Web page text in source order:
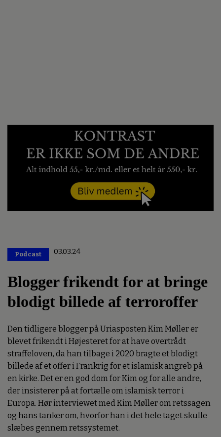
Podcast 03.03.24
Blogger frikendt for at bringe
blodigt billede af terroroffer
Den tidligere blogger på Uriasposten Kim Møller er
blevet frikendt i Højesteret for at have overtrådt
straffeloven, da han tilbage i 2020 bragte et blodigt
billede af et offer i Frankrig for et islamisk angreb på
en kirke. Det er en god dom for Kim og for alle andre,
der insisterer på at fortælle om islamisk terror i
Europa. Hør interviewet med Kim Møller om retssagen
og hans tanker om, hvorfor han i det hele taget skulle
slæbes gennem retssystemet.